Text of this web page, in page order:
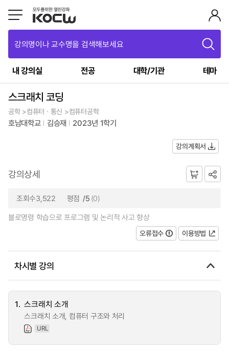
강의명이나 교수명을 검색해보세요
내 강의실 전공 대학/기관 테마
스크래치 코딩
공학 >컴퓨터ㆍ통신 >컴퓨터공학
호남대학교 김승재 2023년 1학기
강의계획서
강의상세
조회수3,522 평점 /5 (0)
블로명령 학습으로 프로그램 및 논리적 사고 향상
오류접수
이용방법
차시별 강의
1. 스크래치 소개
스크래치 소개, 컴퓨터 구조와 처리
URL